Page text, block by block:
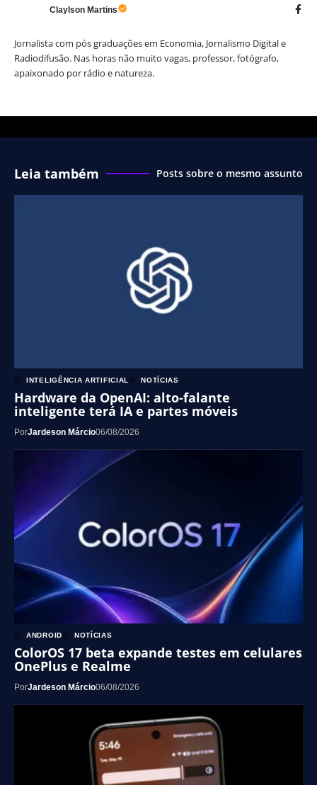
Claylson Martins
Jornalista com pós graduações em Economia, Jornalismo Digital e
Radiodifusão. Nas horas não muito vagas, professor, fotógrafo,
apaixonado por rádio e natureza.
Leia também Posts sobre o mesmo assunto
INTELIGÊNCIA ARTIFICIAL NOTÍCIAS
Hardware da OpenAI: alto-falante
inteligente terá IA e partes móveis
PorJardeson Márcio06/08/2026
ANDROID NOTÍCIAS
ColorOS 17 beta expande testes em celulares
OnePlus e Realme
PorJardeson Márcio06/08/2026